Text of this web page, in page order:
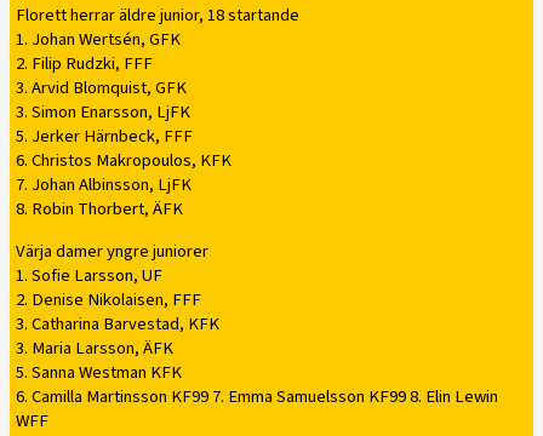
Florett herrar äldre junior, 18 startande
1. Johan Wertsén, GFK
2. Filip Rudzki, FFF
3. Arvid Blomquist, GFK
3. Simon Enarsson, LjFK
5. Jerker Härnbeck, FFF
6. Christos Makropoulos, KFK
7. Johan Albinsson, LjFK
8. Robin Thorbert, ÄFK
Värja damer yngre juniorer
1. Sofie Larsson, UF
2. Denise Nikolaisen, FFF
3. Catharina Barvestad, KFK
3. Maria Larsson, ÄFK
5. Sanna Westman KFK
6. Camilla Martinsson KF99 7. Emma Samuelsson KF99 8. Elin Lewin
WFF